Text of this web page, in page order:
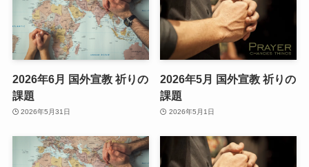
2026年6月 国外宣教 祈りの
課題
2026年5月31日
2026年5月 国外宣教 祈りの
課題
2026年5月1日